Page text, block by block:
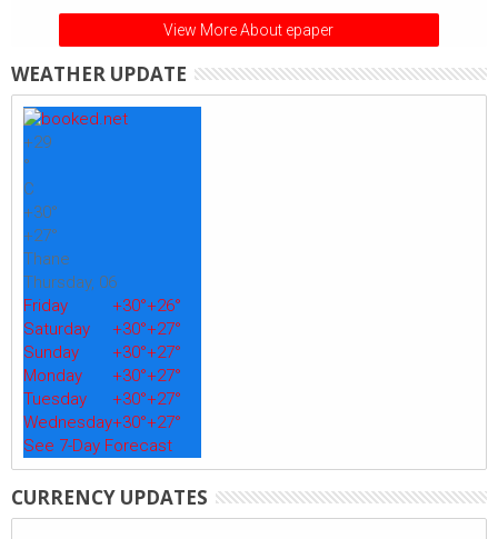
View More About epaper
WEATHER UPDATE
+29
°
C
+30°
+27°
Thane
Thursday, 06
Friday
+30°+26°
Saturday
+30°+27°
Sunday
+30°+27°
Monday
+30°+27°
Tuesday
+30°+27°
Wednesday+30°+27°
See 7-Day Forecast
CURRENCY UPDATES